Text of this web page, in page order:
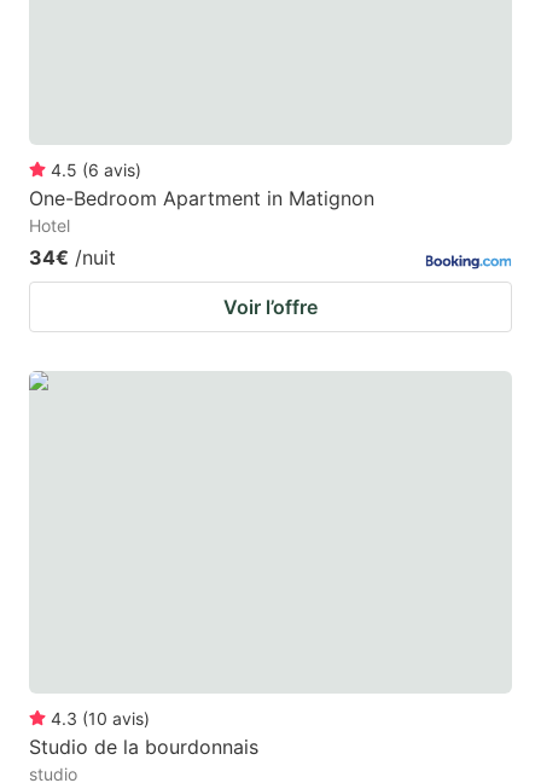
4.5 (6 avis)
One-Bedroom Apartment in Matignon
Hotel
34€ /nuit
Voir l’offre
4.3 (10 avis)
Studio de la bourdonnais
studio